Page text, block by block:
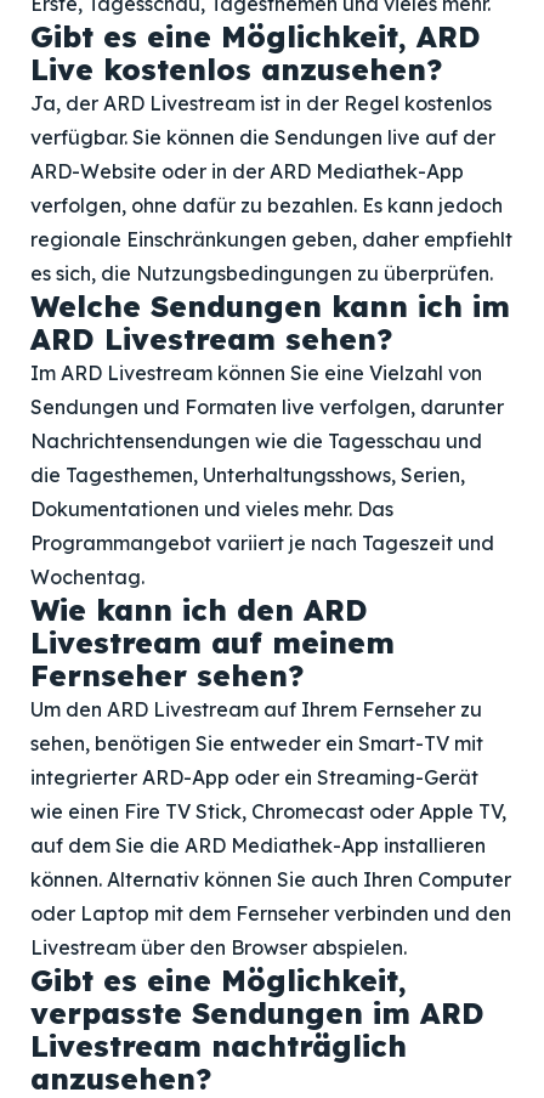
Gibt es eine Möglichkeit, ARD
Live kostenlos anzusehen?
Ja, der ARD Livestream ist in der Regel kostenlos
verfügbar. Sie können die Sendungen live auf der
ARD-Website oder in der ARD Mediathek-App
verfolgen, ohne dafür zu bezahlen. Es kann jedoch
regionale Einschränkungen geben, daher empfiehlt
es sich, die Nutzungsbedingungen zu überprüfen.
Welche Sendungen kann ich im
ARD Livestream sehen?
Im ARD Livestream können Sie eine Vielzahl von
Sendungen und Formaten live verfolgen, darunter
Nachrichtensendungen wie die Tagesschau und
die Tagesthemen, Unterhaltungsshows, Serien,
Dokumentationen und vieles mehr. Das
Programmangebot variiert je nach Tageszeit und
Wochentag.
Wie kann ich den ARD
Livestream auf meinem
Fernseher sehen?
Um den ARD Livestream auf Ihrem Fernseher zu
sehen, benötigen Sie entweder ein Smart-TV mit
integrierter ARD-App oder ein Streaming-Gerät
wie einen Fire TV Stick, Chromecast oder Apple TV,
auf dem Sie die ARD Mediathek-App installieren
können. Alternativ können Sie auch Ihren Computer
oder Laptop mit dem Fernseher verbinden und den
Livestream über den Browser abspielen.
Gibt es eine Möglichkeit,
verpasste Sendungen im ARD
Livestream nachträglich
anzusehen?